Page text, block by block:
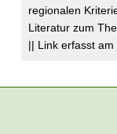
regionalen
Literatur zum
|| Link erfasst